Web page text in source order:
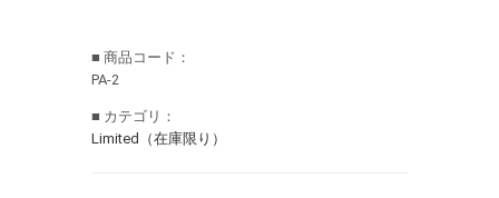
■ 商品コード：
PA-2
■ カテゴリ：
Limited（在庫限り）